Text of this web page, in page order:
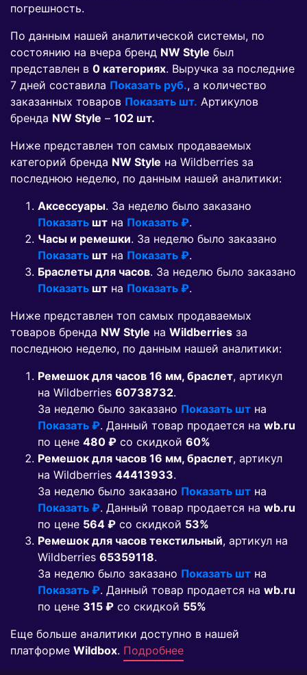
погрешность.
По данным нашей аналитической системы, по
состоянию на вчера бренд NW Style был
представлен в 0 категориях. Выручка за последние
7 дней составила Показать руб., а количество
заказанных товаров Показать шт. Артикулов
бренда NW Style – 102 шт.
Ниже представлен топ самых продаваемых
категорий бренда NW Style на Wildberries за
последнюю неделю, по данным нашей аналитики:
Аксессуары. За неделю было заказано
Показать шт на Показать ₽.
Часы и ремешки. За неделю было заказано
Показать шт на Показать ₽.
Браслеты для часов. За неделю было заказано
Показать шт на Показать ₽.
Ниже представлен топ самых продаваемых
товаров бренда NW Style на Wildberries за
последнюю неделю, по данным нашей аналитики:
Ремешок для часов 16 мм, браслет, артикул
на Wildberries 60738732.
За неделю было заказано Показать шт на
Показать ₽. Данный товар продается на wb.ru
по цене 480 ₽ co скидкой 60%
Ремешок для часов 16 мм, браслет, артикул
на Wildberries 44413933.
За неделю было заказано Показать шт на
Показать ₽. Данный товар продается на wb.ru
по цене 564 ₽ co скидкой 53%
Ремешок для часов текстильный, артикул на
Wildberries 65359118.
За неделю было заказано Показать шт на
Показать ₽. Данный товар продается на wb.ru
по цене 315 ₽ co скидкой 55%
Еще больше аналитики доступно в нашей
платформе Wildbox. Подробнее